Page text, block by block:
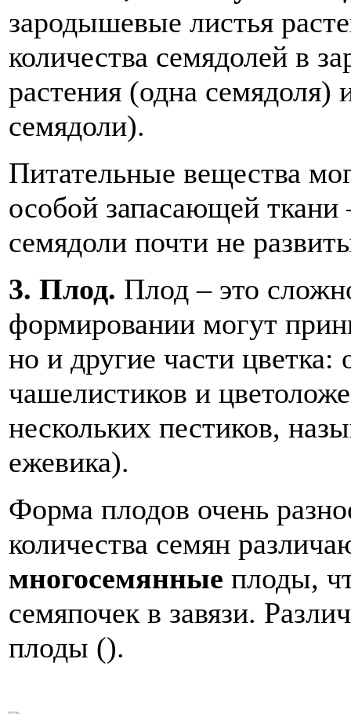
зародышевые листья
количества семядолей в
растения (одна семядоля)
семядоли).
Питательные вещества
особой запасающей
семядоли почти не
3. Плод. Плод – это
формировании могут
но и другие части цветка:
чашелистиков и
нескольких пестиков,
ежевика).
Форма плодов очень
количества семян
многосемянные плоды,
семяпочек в завязи.
плоды ().